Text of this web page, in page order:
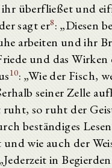
überfließet und
sagt er8: „Diesen
arbeiten und ihr
und das Wirken
10: „Wie der Fisch,
seiner Zelle
so ruht der
beständiges
wie auch der
in